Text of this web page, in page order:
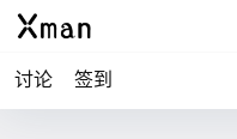
讨论 签到